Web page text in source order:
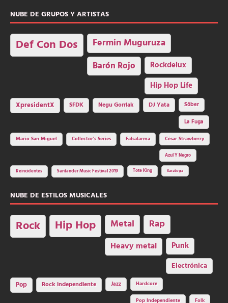
NUBE DE GRUPOS Y ARTISTAS
Def Con Dos Fermin Muguruza
Barón Rojo Rockdelux
Hip Hop Life
XpresidentX SFDK Negu Gorriak DJ Yata
Sôber
La Fuga
Mario San Miguel
Collector's Series Falsalarma César Strawberry
Azul Y Negro
Reincidentes Santander Music Festival 2019 Tote King Saratoga
NUBE DE ESTILOS MUSICALES
Rock Hip Hop Metal Rap
Heavy metal Punk
Electrónica
Pop Rock independiente Jazz Hardcore
Pop Independiente Folk